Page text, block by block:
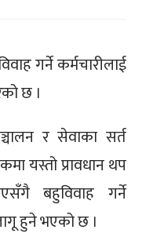
गर्ने कर्मचारीलाई
छ ।
र सेवाका सर्त
यस्तो प्रावधान थप
बहुविवाह गर्ने
हुने भएको छ ।